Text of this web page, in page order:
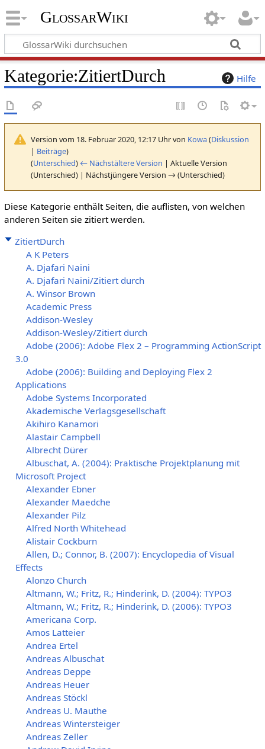
GlossarWiki
Hilfe
Kategorie:ZitiertDurch
Version vom 18. Februar 2020, 12:17 Uhr von Kowa(Diskussion
| Beiträge)
(Unterschied) ← Nächstältere Version | Aktuelle Version
(Unterschied) | Nächstjüngere Version → (Unterschied)
Diese Kategorie enthält Seiten, die auflisten, von welchen
anderen Seiten sie zitiert werden.
ZitiertDurch
A K Peters
A. Djafari Naini
A. Djafari Naini/Zitiert durch
A. Winsor Brown
Academic Press
Addison-Wesley
Addison-Wesley/Zitiert durch
Adobe (2006): Adobe Flex 2 – Programming ActionScript
3.0
Adobe (2006): Building and Deploying Flex 2
Applications
Adobe Systems Incorporated
Akademische Verlagsgesellschaft
Akihiro Kanamori
Alastair Campbell
Albrecht Dürer
Albuschat, A. (2004): Praktische Projektplanung mit
Microsoft Project
Alexander Ebner
Alexander Maedche
Alexander Pilz
Alfred North Whitehead
Alistair Cockburn
Allen, D.; Connor, B. (2007): Encyclopedia of Visual
Effects
Alonzo Church
Altmann, W.; Fritz, R.; Hinderink, D. (2004): TYPO3
Altmann, W.; Fritz, R.; Hinderink, D. (2006): TYPO3
Americana Corp.
Amos Latteier
Andrea Ertel
Andreas Albuschat
Andreas Deppe
Andreas Heuer
Andreas Stöckl
Andreas U. Mauthe
Andreas Wintersteiger
Andreas Zeller